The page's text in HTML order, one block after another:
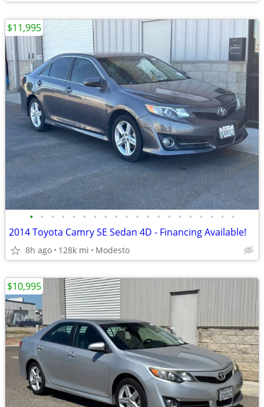
• • • • • • • • • • • • • • • • • • • •
2014 Toyota Camry SE Sedan 4D - Financing Available!
8h ago 128k mi Modesto
$11,995
$10,995